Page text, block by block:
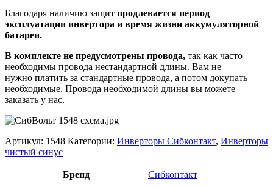
Благодаря наличию защит продлевается период
эксплуатации инвертора и время жизни аккумуляторной
батареи.
В комплекте не предусмотрены провода, так как часто
необходимы провода нестандартной длины. Вам не
нужно платить за стандартные провода, а потом докупать
необходимые. Провода необходимой длины вы можете
заказать у нас.
Артикул: 1548 Категории: Инверторы Сибконтакт, Инверторы
чистый синус
Бренд Сибконтакт